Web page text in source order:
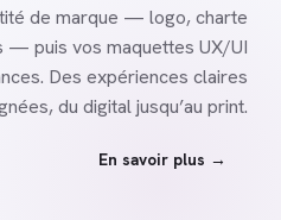
de marque — logo, charte
— puis vos maquettes UX/UI
Des expériences claires
du digital jusqu’au print.
En savoir plus →